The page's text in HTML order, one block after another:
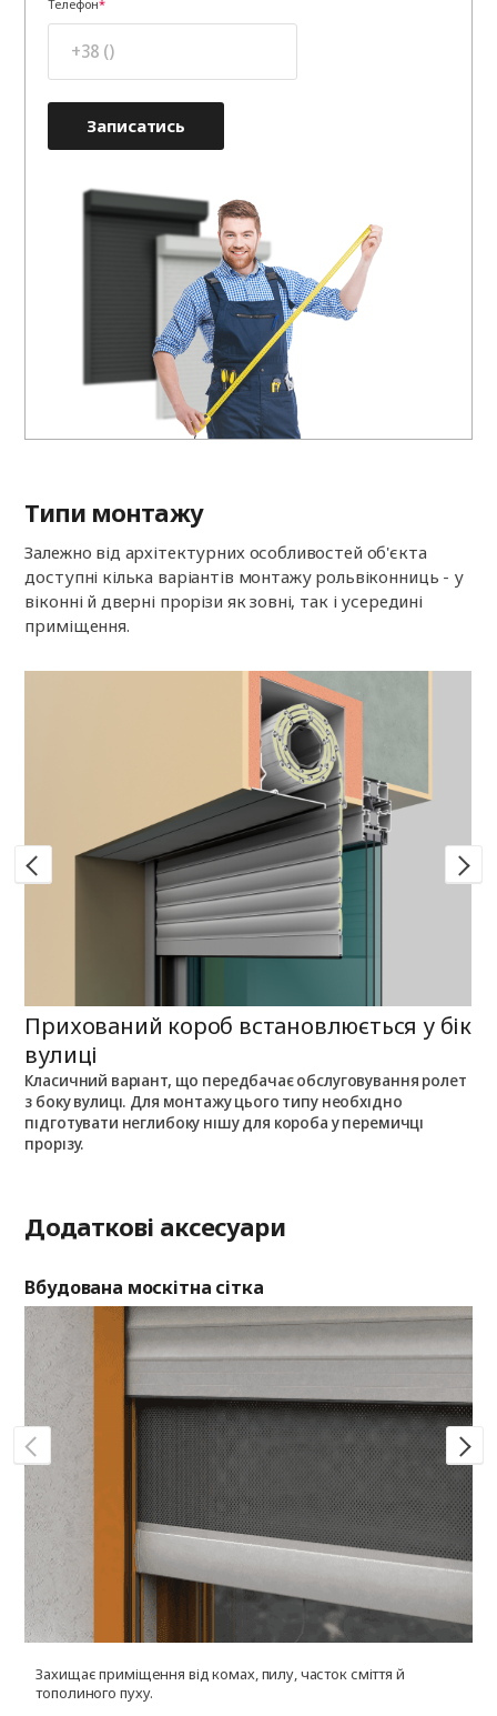
Телефон
Записатись
Типи монтажу
Залежно від архітектурних особливостей об'єкта
доступні кілька варіантів монтажу рольвіконниць - у
віконні й дверні прорізи як зовні, так і усередині
приміщення.
Прихований короб встановлюється у бік
вулиці
Класичний варіант, що передбачає обслуговування ролет
з боку вулиці. Для монтажу цього типу необхідно
підготувати неглибоку нішу для короба у перемичці
прорізу.
Додаткові аксесуари
Вбудована москітна сітка
Захищає приміщення від комах, пилу, часток сміття й
тополиного пуху.